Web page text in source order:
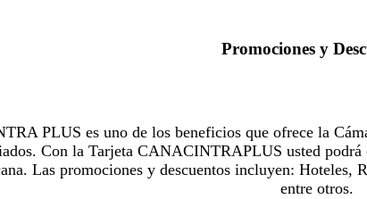
Promociones y
PLUS es uno de los beneficios que ofrece la
Con la Tarjeta CANACINTRAPLUS usted podrá
Las promociones y descuentos incluyen: Hoteles,
entre otros.